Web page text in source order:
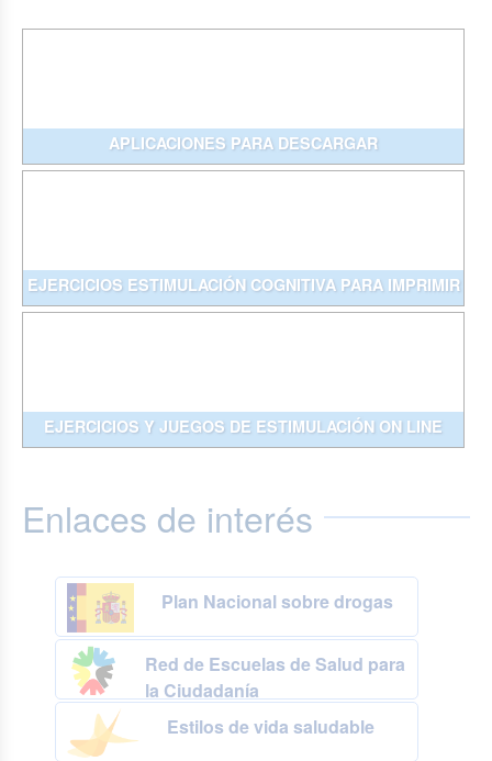
APLICACIONES PARA DESCARGAR
EJERCICIOS ESTIMULACIÓN COGNITIVA PARA IMPRIMIR
EJERCICIOS Y JUEGOS DE ESTIMULACIÓN ON LINE
Enlaces de interés
Plan Nacional sobre drogas
Red de Escuelas de Salud para
la Ciudadanía
Estilos de vida saludable